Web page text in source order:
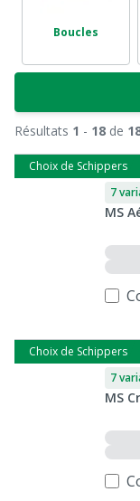
Boucles
Résultats 1 - 18 de
Choix de Schippers
7
MS
Choix de Schippers
7
MS